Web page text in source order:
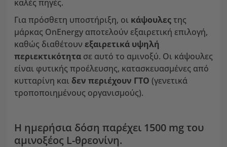
καλές πηγές.
Για πρόσθετη υποστήριξη, οι κάψουλεςτης
μάρκας OnEnergy αποτελούν εξαιρετική επιλογή,
καθώς διαθέτουν εξαιρετικά υψηλή
περιεκτικότητα σε αυτό το αμινοξύ. Οι κάψουλες
είναι φυτικής προέλευσης, κατασκευασμένες από
κυτταρίνη και δεν περιέχουν ΓΤΟ (γενετικά
τροποποιημένους οργανισμούς).
Η ημερήσια δόση παρέχει 1500 mg του
αμινοξέος L-θρεονίνη.